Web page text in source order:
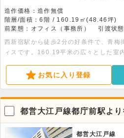
造作価格：造作無償
階層/面積：6階 / 160.19㎡(48.46坪)
前業態：オフィス（事務所）
引渡状
西新宿駅から徒歩2分の好条件で、青梅
ィスです。160.19平米の広々とした室
点としてぜひご検討ください。
お気に入り登録
都営大江戸線都庁前駅よ
都営大江戸線